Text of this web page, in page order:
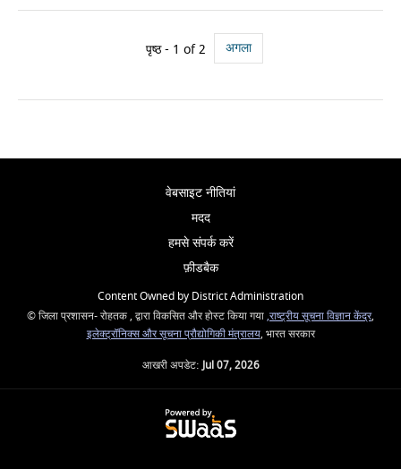
पृष्ठ - 1 of 2 अगला
वेबसाइट नीतियां
मदद
हमसे संपर्क करें
फ़ीडबैक
Content Owned by District Administration
© जिला प्रशासन- रोहतक , द्वारा विकसित और होस्ट किया गया,राष्ट्रीय सूचना विज्ञान केंद्र,
इलेक्ट्रॉनिक्स और सूचना प्रौद्योगिकी मंत्रालय, भारत सरकार
आखरी अपडेट:Jul 07, 2026